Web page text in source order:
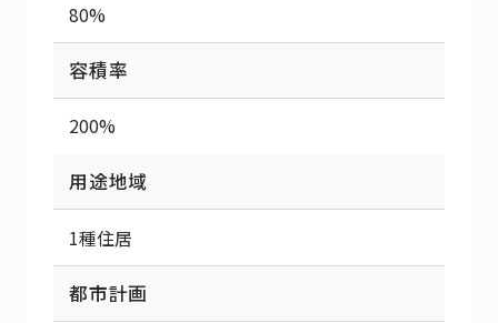
80%
容積率
200%
用途地域
1種住居
都市計画